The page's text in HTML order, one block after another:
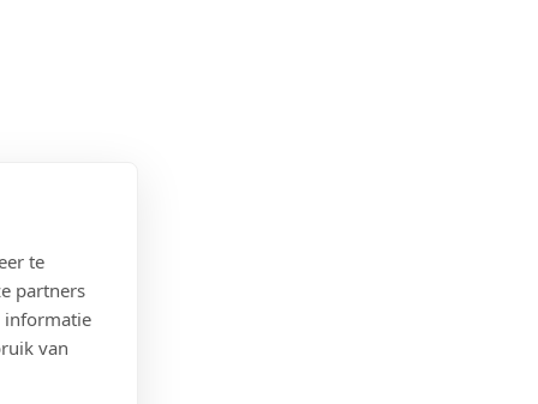
te
partners
informatie
van